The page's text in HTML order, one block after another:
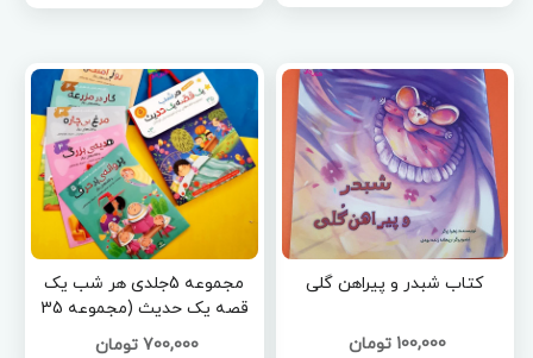
کتاب شبدر و پیراهن گلی
100,000 تومان
مجموعه 5جلدی هر شب یک
قصه یک حدیث (مجموعه 35
قصه زیبا و آموزنده برای کودکان
700,000 تومان